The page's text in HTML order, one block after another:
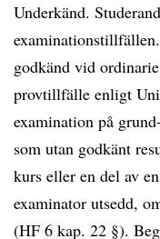
Underkänd.
godkänd vid
provtillfälle enligt
examination på
som utan godkänt
kurs eller en del av
examinator utsedd,
(HF 6 kap. 22 §).